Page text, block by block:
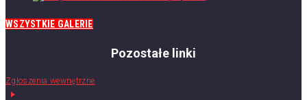
WSZYSTKIE GALERIE
Pozostałe linki
Zgłoszenia wewnętrzne